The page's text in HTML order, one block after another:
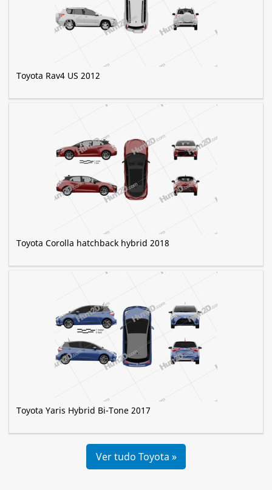
Toyota Rav4 US 2012
Toyota Corolla hatchback hybrid 2018
Toyota Yaris Hybrid Bi-Tone 2017
Ver tudo Toyota »